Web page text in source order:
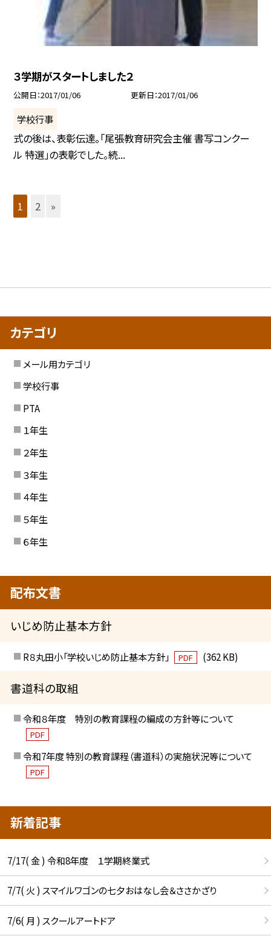
３学期がスタートしました２
公開日 2017/01/06 更新日 2017/01/06
学校行事
式の後は、表彰伝達。「尾張教育研究会主催 書写コンクー
ル 特選」の表彰でした。続...
1 2 »
カテゴリ
メール用カテゴリ
学校行事
PTA
１年生
２年生
３年生
４年生
５年生
６年生
配布文書
いじめ防止基本方針
R８丸田小「学校いじめ防止基本方針」 PDF (362 KB)
書道科の取組
令和８年度 特別の教育課程の編成の方針等について
PDF
令和7年度 特別の教育課程（書道科）の実施状況等について
PDF
新着記事
7/17( 金 ) 令和8年度 １学期終業式
7/7( 火 ) スマイルワゴンの七夕おはなし会＆ささかざり
7/6( 月 ) スクールアートドア